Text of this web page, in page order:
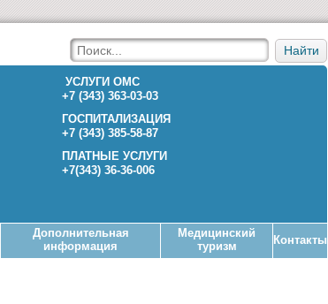
Найти
УСЛУГИ ОМС
+7 (343) 363-03-03
ГОСПИТАЛИЗАЦИЯ
+7 (343) 385-58-87
ПЛАТНЫЕ УСЛУГИ
+7(343) 36-36-006
Дополнительная
информация
Медицинский
туризм
Контакты